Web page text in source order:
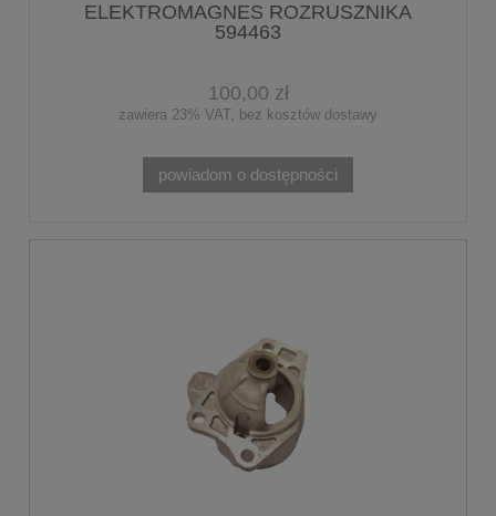
ELEKTROMAGNES ROZRUSZNIKA
594463
100,00 zł
zawiera 23% VAT, bez kosztów dostawy
powiadom o dostępności